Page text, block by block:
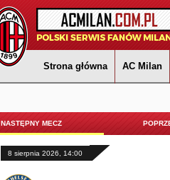
Strona główna AC Milan
NASTĘPNY MECZ
8 sierpnia 2026, 14:00